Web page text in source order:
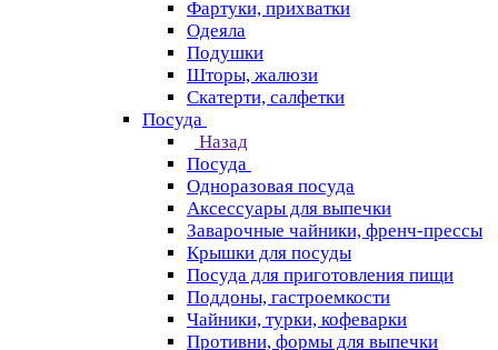
Фартуки, прихватки
Одеяла
Подушки
Шторы, жалюзи
Скатерти, салфетки
Посуда
Назад
Посуда
Одноразовая посуда
Аксессуары для выпечки
Заварочные чайники, френч-прессы
Крышки для посуды
Посуда для приготовления пищи
Поддоны, гастроемкости
Чайники, турки, кофеварки
Противни, формы для выпечки